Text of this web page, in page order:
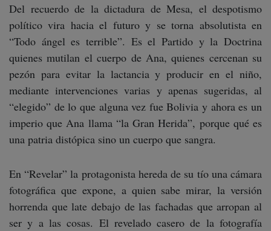
Del recuerdo de la dictadura de Mesa, el despotismo
político vira hacia el futuro y se torna absolutista en
“Todo ángel es terrible”. Es el Partido y la Doctrina
quienes mutilan el cuerpo de Ana, quienes cercenan su
pezón para evitar la lactancia y producir en el niño,
mediante intervenciones varias y apenas sugeridas, al
“elegido” de lo que alguna vez fue Bolivia y ahora es un
imperio que Ana llama “la Gran Herida”, porque qué es
una patria distópica sino un cuerpo que sangra.
En “Revelar” la protagonista hereda de su tío una cámara
fotográfica que expone, a quien sabe mirar, la versión
horrenda que late debajo de las fachadas que arropan al
ser y a las cosas. El revelado casero de la fotografía